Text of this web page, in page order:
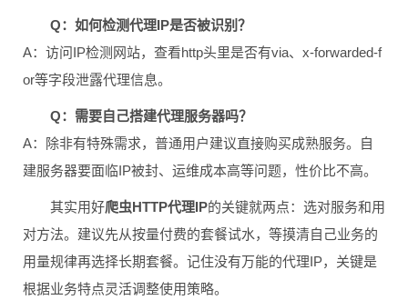
Q：如何检测代理IP是否被识别？
A：访问IP检测网站，查看http头里是否有via、x-forwarded-f
or等字段泄露代理信息。
Q：需要自己搭建代理服务器吗？
A：除非有特殊需求，普通用户建议直接购买成熟服务。自
建服务器要面临IP被封、运维成本高等问题，性价比不高。
其实用好爬虫HTTP代理IP的关键就两点：选对服务和用
对方法。建议先从按量付费的套餐试水，等摸清自己业务的
用量规律再选择长期套餐。记住没有万能的代理IP，关键是
根据业务特点灵活调整使用策略。